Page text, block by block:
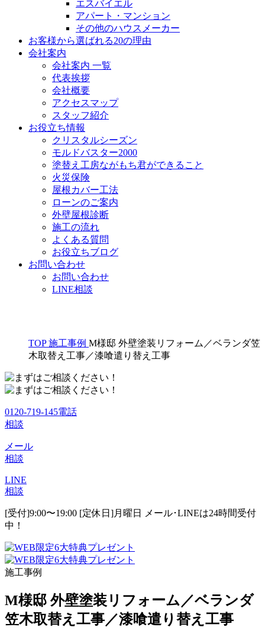
エスバイエル
アパート・マンション
その他のハウスメーカー
お客様から選ばれる20の理由
会社案内
会社案内 一覧
代表挨拶
会社概要
アクセスマップ
スタッフ紹介
お役立ち情報
クリスタルシーズン
モルドバスター2000
塗替え工房ながもち君ができること
火災保険
屋根カバー工法
ローンのご案内
外壁屋根診断
施工の流れ
よくある質問
お役立ちブログ
お問い合わせ
お問い合わせ
LINE相談
TOP 施工事例 M様邸 外壁塗装リフォーム／ベランダ笠
木取替え工事／漆喰遣り替え工事
0120-719-145電話
相談
メール
相談
LINE
相談
[受付]9:00〜19:00 [定休日]月曜日
メール･LINEは24時間受付
中！
施工事例
M様邸 外壁塗装リフォーム／ベランダ
笠木取替え工事／漆喰遣り替え工事